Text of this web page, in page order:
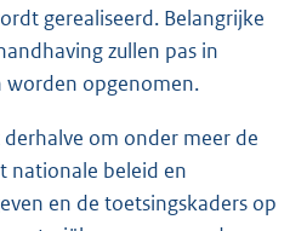
gerealiseerd. Belangrijke
zullen pas in
worden opgenomen.
om onder meer de
nationale beleid en
en de toetsingskaders op